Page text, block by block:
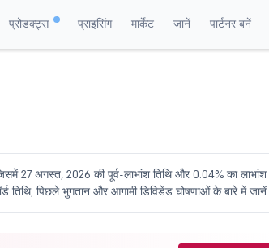
प्रोडक्ट्स प्राइसिंग मार्केट जानें पार्टनर बनें
27 अगस्त, 2026 की पूर्व-लाभांश तिथि और 0.04% का लाभांश
तिथि, पिछले भुगतान और आगामी डिविडेंड घोषणाओं के बारे में जानें.